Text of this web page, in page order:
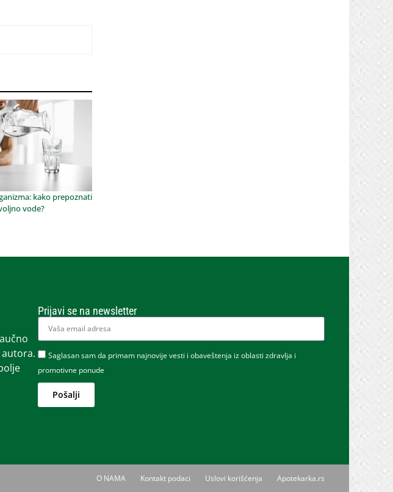
kako prepoznati
vode?
Prijavi se na newsletter
Saglasan sam da primam najnovije vesti i obaveštenja iz oblasti zdravlja i
promotivne ponude
Pošalji
O NAMA Kontakt podaci Uslovi korišćenja Apotekarka.rs